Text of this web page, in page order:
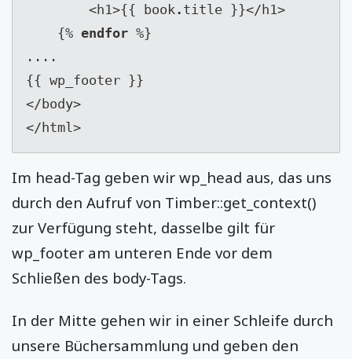
        <h1>{{ book
. title }}</h1>
    {%
endfor %}
....
{{ wp_footer }}
</body>
</html>
Im head-Tag geben wir wp_head aus, das uns
durch den Aufruf von Timber::get_context()
zur Verfügung steht, dasselbe gilt für
wp_footer am unteren Ende vor dem
Schließen des body-Tags.
In der Mitte gehen wir in einer Schleife durch
unsere Büchersammlung und geben den